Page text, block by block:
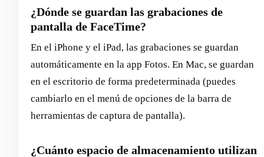
¿Dónde se guardan las grabaciones de
pantalla de FaceTime?
En el iPhone y el iPad, las grabaciones se guardan
automáticamente en la app Fotos. En Mac, se guardan
en el escritorio de forma predeterminada (puedes
cambiarlo en el menú de opciones de la barra de
herramientas de captura de pantalla).
¿Cuánto espacio de almacenamiento utilizan